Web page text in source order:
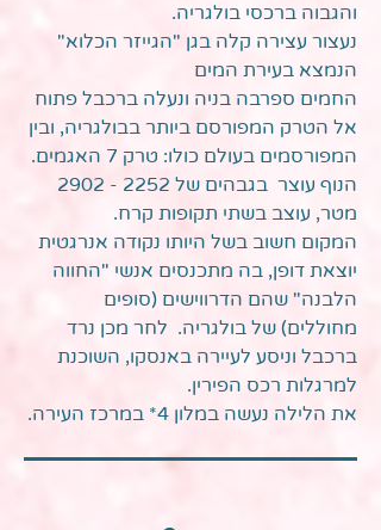
והגבוה ברכסי בולגריה.
נעצור עצירה קלה בגן "הגייזר הכלוא"
הנמצא בעירת המים
החמים ספרבה בניה ונעלה ברכבל פתוח
אל הטרק המפורסם ביותר בבולגריה, ובין
המפורסמים בעולם כולו: טרק 7 האגמים.
הנוף עוצר בגבהים של 2252 - 2902
מטר, עוצב בשתי תקופות קרח.
המקום חשוב בשל היותו נקודה אנרגטית
יוצאת דופן, בה מתכנסים אנשי "החווה
הלבנה" שהם הדרווישים (סופים
מחוללים) של בולגריה. לחר מכן נרד
ברכבל וניסע לעיירה באנסקו, השוכנת
למרגלות רכס הפירין.
את הלילה נעשה במלון 4* במרכז העירה.